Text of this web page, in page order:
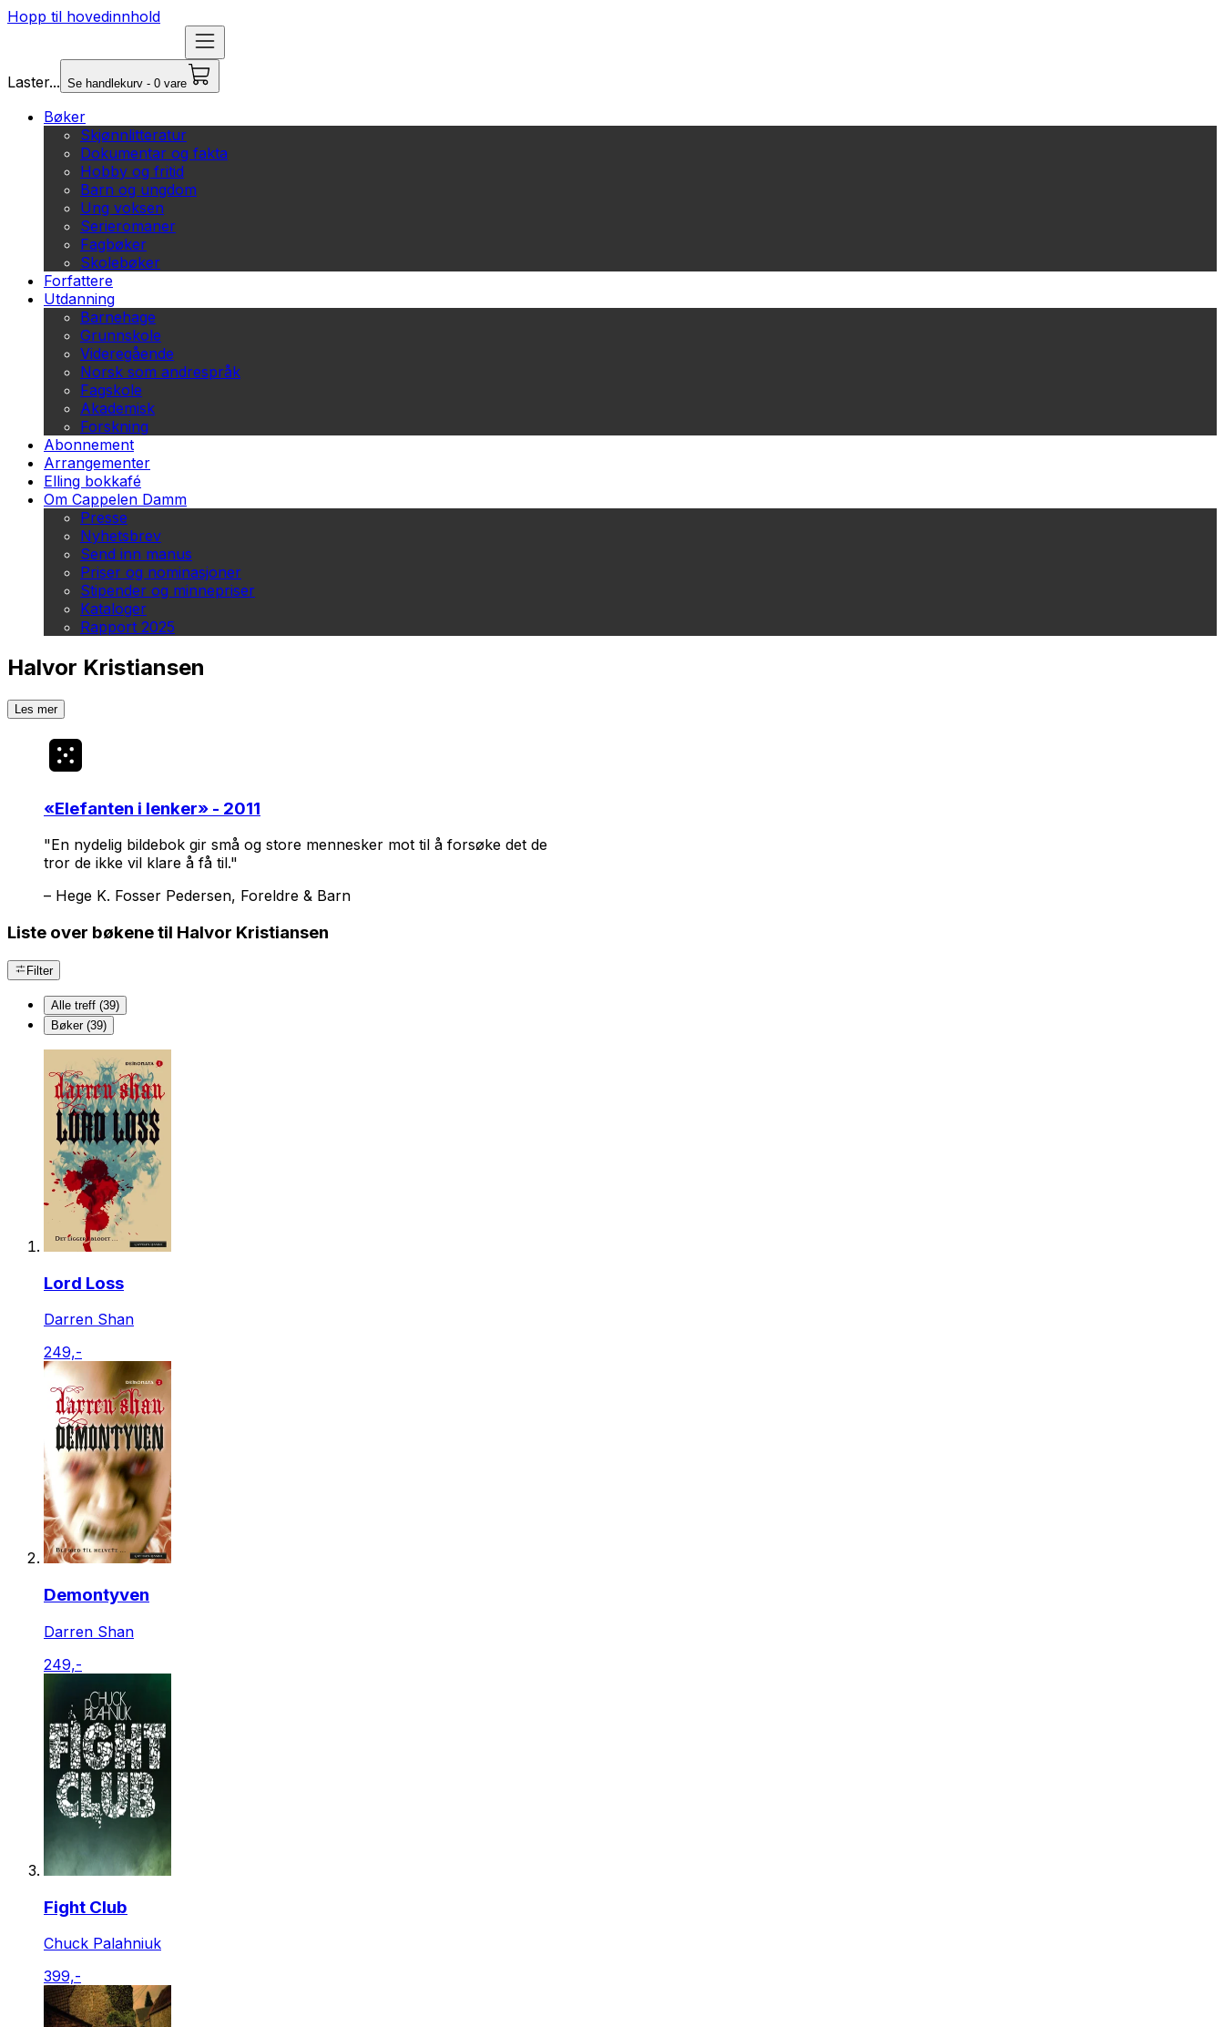
Hopp til hovedinnhold
Laster... Se handlekurv - 0 vare
Bøker
Skjønnlitteratur
Dokumentar og fakta
Hobby og fritid
Barn og ungdom
Ung voksen
Serieromaner
Fagbøker
Skolebøker
Forfattere
Utdanning
Barnehage
Grunnskole
Videregående
Norsk som andrespråk
Fagskole
Akademisk
Forskning
Abonnement
Arrangementer
Elling bokkafé
Om Cappelen Damm
Presse
Nyhetsbrev
Send inn manus
Priser og nominasjoner
Stipender og minnepriser
Kataloger
Rapport 2025
Halvor Kristiansen
Les mer
«Elefanten i lenker» - 2011
"En nydelig bildebok gir små og store mennesker mot til å forsøke det de
tror de ikke vil klare å få til."
– Hege K. Fosser Pedersen, Foreldre & Barn
Liste over bøkene til Halvor Kristiansen
Filter
Alle treff (39)
Bøker (39)
Lord Loss
Darren Shan
249,-
Demontyven
Darren Shan
249,-
Fight Club
Chuck Palahniuk
399,-